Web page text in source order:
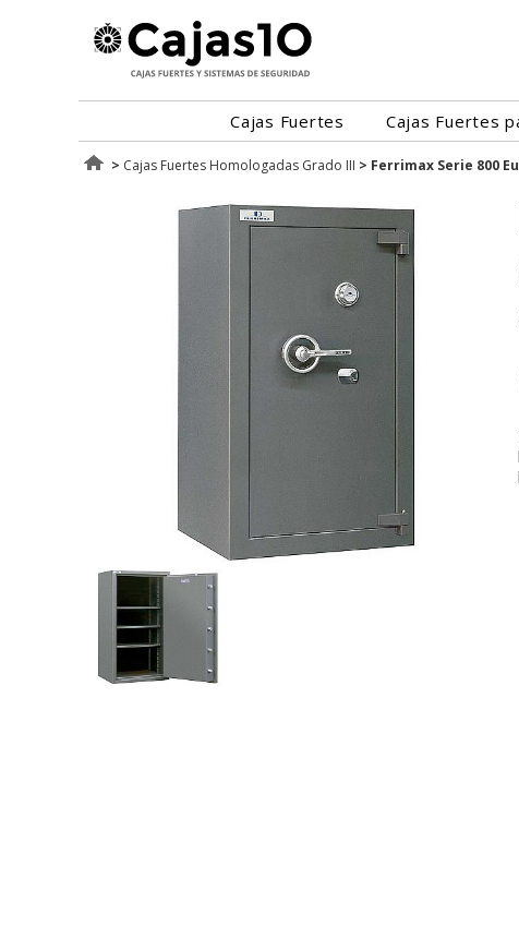
Cajas Fuertes Cajas Fuertes
> Cajas Fuertes Homologadas Grado III > Ferrimax Serie 800